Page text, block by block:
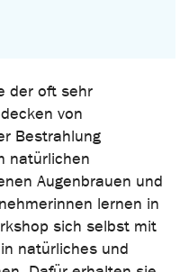
der oft sehr
von
Bestrahlung
natürlichen
Augenbrauen und
lernen in
sich selbst mit
natürliches und